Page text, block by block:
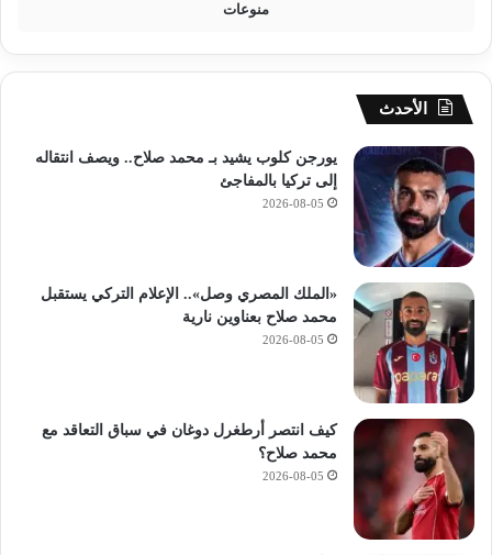
منوعات
الأحدث
يورجن كلوب يشيد بـ محمد صلاح.. ويصف انتقاله
إلى تركيا بالمفاجئ
2026-08-05
«الملك المصري وصل».. الإعلام التركي يستقبل
محمد صلاح بعناوين نارية
2026-08-05
كيف انتصر أرطغرل دوغان في سباق التعاقد مع
محمد صلاح؟
2026-08-05